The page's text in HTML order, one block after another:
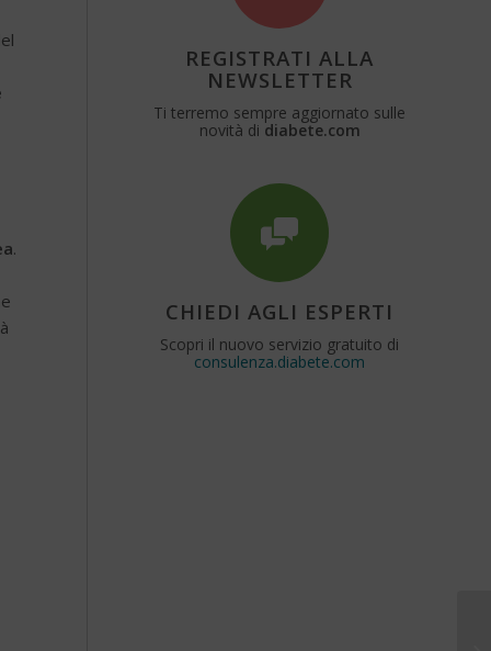
.
REGISTRATI ALLA
NEWSLETTER
Ti terremo sempre aggiornato sulle
novità di diabete.com
CHIEDI AGLI ESPERTI
Scopri il nuovo servizio gratuito di
consulenza.diabete.com